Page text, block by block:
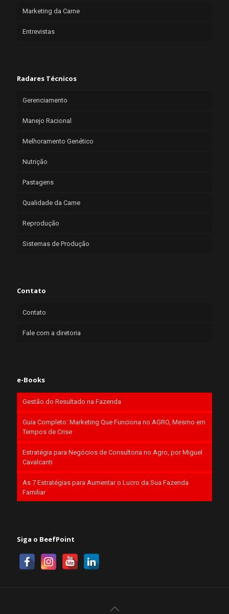
Marketing da Carne
Entrevistas
Radares Técnicos
Gerenciamento
Manejo Racional
Melhoramento Genético
Nutrição
Pastagens
Qualidade da Carne
Reprodução
Sistemas de Produção
Contato
Contato
Fale com a diretoria
e-Books
Gestão do Resultado na Fazenda
Guia Completo: Marketing Que Funciona no AGRO, Mesmo em
Tempos de Crise
Estratégia para Negócios de Consultoria no Agro, por Miguel
Cavalcanti
As 7 Estratégias para Aumentar o Lucro da Sua Fazenda
Familiar
Siga o BeefPoint